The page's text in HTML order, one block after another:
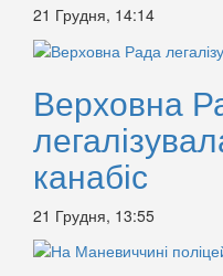
21 Грудня, 14:14
Верховна
канабіс
21 Грудня, 13:55